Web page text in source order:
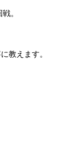
。
教えます。